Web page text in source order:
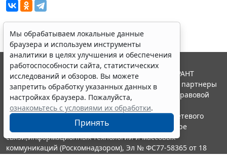
Мы обрабатываем локальные данные
браузера и используем инструменты
аналитики в целях улучшения и обеспечения
работоспособности сайта, статистических
исследований и обзоров. Вы можете
запретить обработку указанных данных в
настройках браузера. Пожалуйста,
ознакомьтесь с условиями их обработки.
Принять
© ООО "НПП "ГАРАНТ-СЕРВИС", 2026. Система ГАРАНТ
выпускается с 1990 года. Компания "Гарант" и ее партнеры
являются участниками Российской ассоциации правовой
информации ГАРАНТ.
Портал ГАРАНТ.РУ зарегистрирован в качестве сетевого
издания Федеральной службой по надзору в сфере
связи,информационных технологий и массовых
коммуникаций (Роскомнадзором), Эл № ФС77-58365 от 18